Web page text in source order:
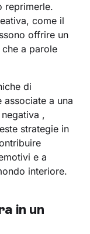
reprimerle.
come il
offrire un
a parole
di
a una
,
strategie in
e a
interiore.
in un